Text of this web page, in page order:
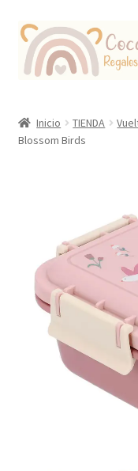
Ir
la
Ir
contenido
Coccolate
Inicio TIENDA
Blossom Birds